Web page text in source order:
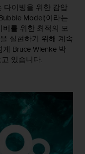
다이빙을 위한 감압
Model)이라는
를 위한 최적의 모
실현하기 위해 계속
Bruce Wienke 박
있습니다.